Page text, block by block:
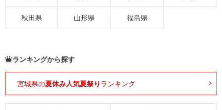
秋田県 山形県 福島県
ランキングから探す
宮城県の夏休み人気夏祭り ランキング